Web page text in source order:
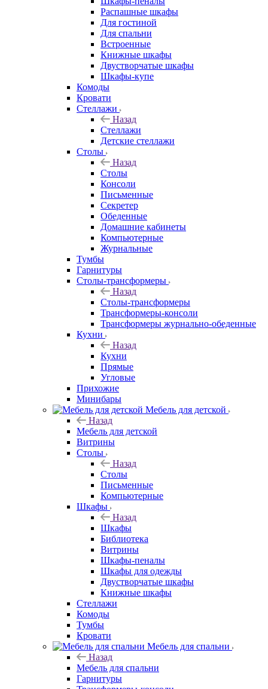
Распашные шкафы
Для гостиной
Для спальни
Встроенные
Книжные шкафы
Двустворчатые шкафы
Шкафы-купе
Комоды
Кровати
Стеллажи
Назад
Стеллажи
Детские стеллажи
Столы
Назад
Столы
Консоли
Письменные
Секретер
Обеденные
Домашние кабинеты
Компьютерные
Журнальные
Тумбы
Гарнитуры
Столы-трансформеры
Назад
Столы-трансформеры
Трансформеры-консоли
Трансформеры журнально-обеденные
Кухни
Назад
Кухни
Прямые
Угловые
Прихожие
Минибары
Мебель для детской
Назад
Мебель для детской
Витрины
Столы
Назад
Столы
Письменные
Компьютерные
Шкафы
Назад
Шкафы
Библиотека
Витрины
Шкафы-пеналы
Шкафы для одежды
Двустворчатые шкафы
Книжные шкафы
Стеллажи
Комоды
Тумбы
Кровати
Мебель для спальни
Назад
Мебель для спальни
Гарнитуры